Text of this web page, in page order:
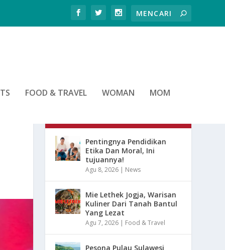
FOOD & TRAVEL WOMAN MOM
Pentingnya Pendidikan
Etika Dan Moral, Ini
tujuannya!
Agu 8, 2026 | News
Mie Lethek Jogja, Warisan
Kuliner Dari Tanah Bantul
Yang Lezat
Agu 7, 2026 | Food & Travel
Pesona Pulau Sulawesi